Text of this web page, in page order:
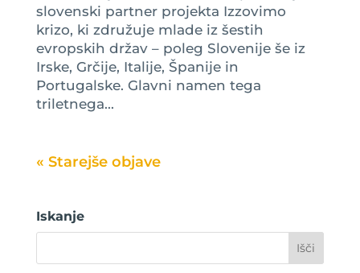
slovenski partner projekta Izzovimo
krizo, ki združuje mlade iz šestih
evropskih držav – poleg Slovenije še iz
Irske, Grčije, Italije, Španije in
Portugalske. Glavni namen tega
triletnega...
« Older Entries
Iskanje